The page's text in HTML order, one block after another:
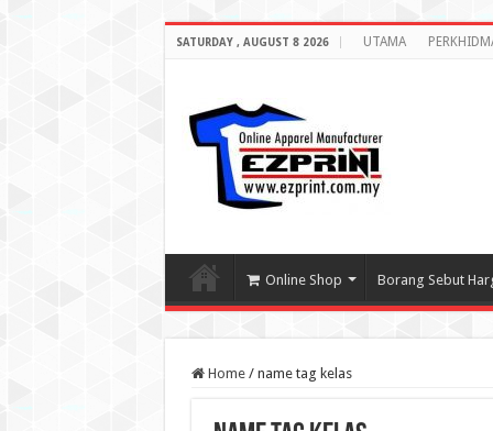
SATURDAY , AUGUST 8 2026 UTAMA
Online Shop Borang Sebut
Home / name tag kelas